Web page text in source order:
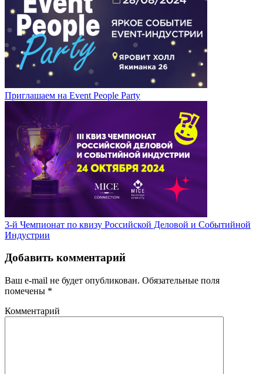
Приглашаем на Event People Party
3-й Чемпионат по квизу Российской Деловой и Событийной
Индустрии
Добавить комментарий
Ваш e-mail не будет опубликован. Обязательные поля
помечены *
Комментарий